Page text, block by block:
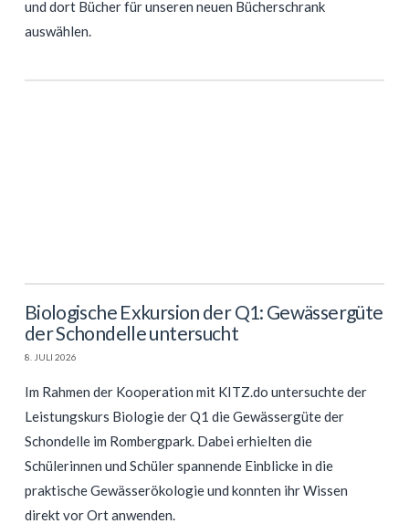
und dort Bücher für unseren neuen Bücherschrank
auswählen.
Biologische Exkursion der Q1: Gewässergüte
der Schondelle untersucht
8. JULI 2026
Im Rahmen der Kooperation mit KITZ.do untersuchte der
Leistungskurs Biologie der Q1 die Gewässergüte der
Schondelle im Rombergpark. Dabei erhielten die
Schülerinnen und Schüler spannende Einblicke in die
praktische Gewässerökologie und konnten ihr Wissen
direkt vor Ort anwenden.